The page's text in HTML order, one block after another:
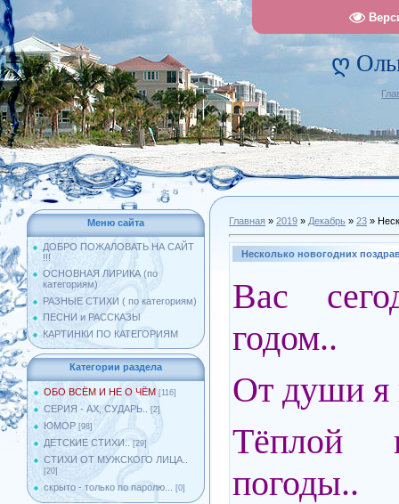
ღ
Меню сайта
ДОБРО ПОЖАЛОВАТЬ НА САЙТ
!!!
ОСНОВНАЯ ЛИРИКА (по
категориям)
РАЗНЫЕ СТИХИ ( по категориям)
ПЕСНИ и РАССКАЗЫ
КАРТИНКИ ПО КАТЕГОРИЯМ
Категории раздела
ОБО ВСЁМ И НЕ О ЧЁМ [116]
СЕРИЯ - АХ, СУДАРЬ.. [2]
ЮМОР [98]
ДЕТСКИЕ СТИХИ.. [29]
СТИХИ ОТ МУЖСКОГО ЛИЦА..
[20]
скрыто - только по паролю... [0]
Главная » 2019 » Декабрь » 23 »
Несколько новогодних
Вас
годом..
От души я
погоды..